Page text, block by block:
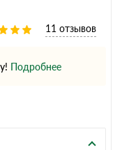
11 отзывов
Подробнее